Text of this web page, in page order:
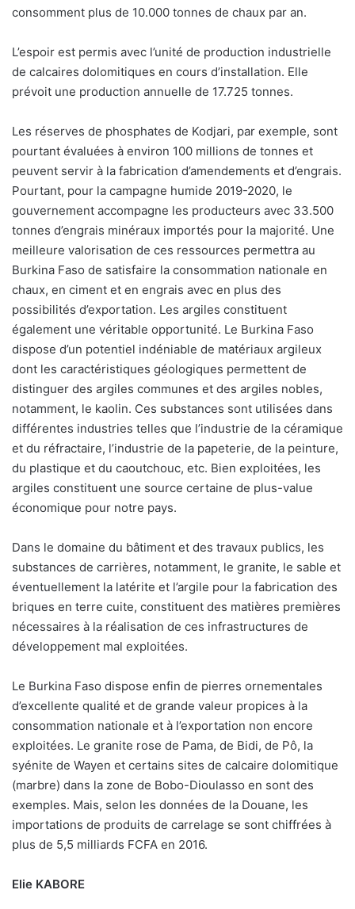
consomment plus de 10.000 tonnes de chaux par an.
L’espoir est permis avec l’unité de production industrielle
de calcaires dolomitiques en cours d’installation. Elle
prévoit une production annuelle de 17.725 tonnes.
Les réserves de phosphates de Kodjari, par exemple, sont
pourtant évaluées à environ 100 millions de tonnes et
peuvent servir à la fabrication d’amendements et d’engrais.
Pourtant, pour la campagne humide 2019-2020, le
gouvernement accompagne les producteurs avec 33.500
tonnes d’engrais minéraux importés pour la majorité. Une
meilleure valorisation de ces ressources permettra au
Burkina Faso de satisfaire la consommation nationale en
chaux, en ciment et en engrais avec en plus des
possibilités d’exportation. Les argiles constituent
également une véritable opportunité. Le Burkina Faso
dispose d’un potentiel indéniable de matériaux argileux
dont les caractéristiques géologiques permettent de
distinguer des argiles communes et des argiles nobles,
notamment, le kaolin. Ces substances sont utilisées dans
différentes industries telles que l’industrie de la céramique
et du réfractaire, l’industrie de la papeterie, de la peinture,
du plastique et du caoutchouc, etc. Bien exploitées, les
argiles constituent une source certaine de plus-value
économique pour notre pays.
Dans le domaine du bâtiment et des travaux publics, les
substances de carrières, notamment, le granite, le sable et
éventuellement la latérite et l’argile pour la fabrication des
briques en terre cuite, constituent des matières premières
nécessaires à la réalisation de ces infrastructures de
développement mal exploitées.
Le Burkina Faso dispose enfin de pierres ornementales
d’excellente qualité et de grande valeur propices à la
consommation nationale et à l’exportation non encore
exploitées. Le granite rose de Pama, de Bidi, de Pô, la
syénite de Wayen et certains sites de calcaire dolomitique
(marbre) dans la zone de Bobo-Dioulasso en sont des
exemples. Mais, selon les données de la Douane, les
importations de produits de carrelage se sont chiffrées à
plus de 5,5 milliards FCFA en 2016.
Elie KABORE